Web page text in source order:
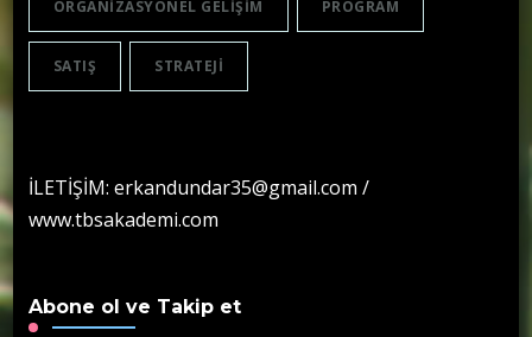
ORGANIZASYONEL GELIŞIM PROGRAM
SATIŞ STRATEJI
İLETİŞİM: erkandundar35@gmail.com /
www.tbsakademi.com
Abone ol ve Takip et